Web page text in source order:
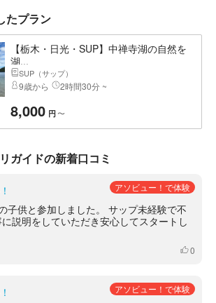
たプラン
【栃木・日光・SUP】中禅寺湖の自然を
湖...
SUP（サップ）
9歳から 2時間30分 ~
8,000 円 〜
ガイドの新着口コミ
アソビュー！で体験
子供と参加しました。 サップ未経験で不
説明をしていただき安心してスタートし
いいね
0
アソビュー！で体験